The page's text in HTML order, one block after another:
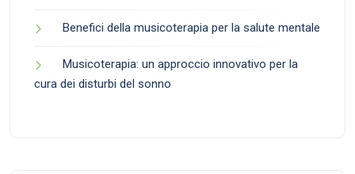
Benefici della musicoterapia per la salute mentale
Musicoterapia: un approccio innovativo per la
cura dei disturbi del sonno